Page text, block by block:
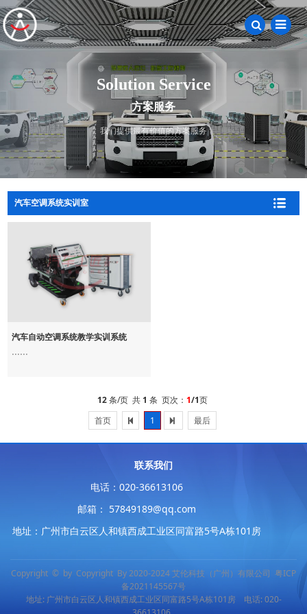
Solution Service
方案服务
我们提供最有价值的方案服务
汽车空调系统实训室
汽车自动空调系统教学实训系统
......
12条/页 共 1 条 页次： 1/1页
首页
1 最后
联系我们
电话：020-36613106
邮箱： 57849189@qq.com
地址：广州市白云区人和镇西成工业区同富路5号A栋101房
Copyright © by Copyright By 2020-2024 艾伦科技（广州）有限公司 粤ICP
备2021145567号
地址: 广州市白云区人和镇西成工业区同富路5号A栋101房 电话: 020-